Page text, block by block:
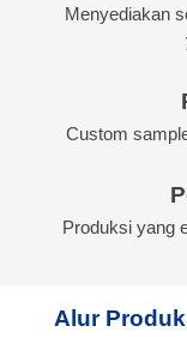
Menyediakan
Custom
Produksi yang
Alur